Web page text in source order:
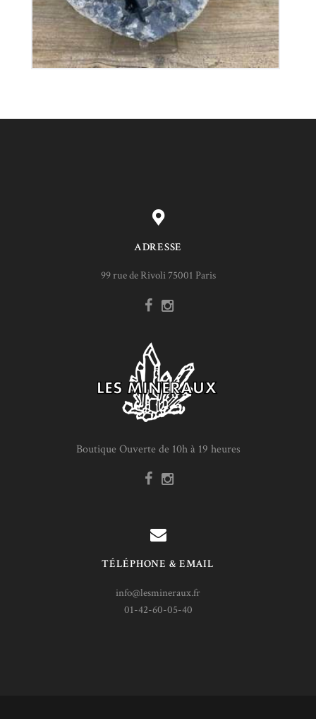
ADRESSE
99 rue de Rivoli 75001 Paris
Boutique Ouverte de 10h à 19 heures
TÉLÉPHONE & EMAIL
info@lesmineraux.fr
01-42-60-05-40